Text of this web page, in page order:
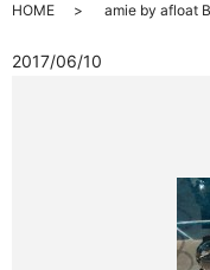
HOME amie by afloat
2017/06/10